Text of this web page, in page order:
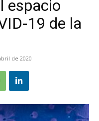
espacio
19 de la
de 2020